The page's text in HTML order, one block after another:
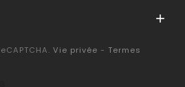

Vie privée - Termes